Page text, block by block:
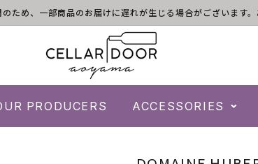
め、一部商品のお届けに遅れが生じる場合がございます。
PRODUCERS ACCESSORIES